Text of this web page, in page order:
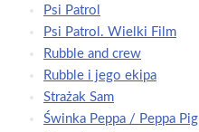
Psi Patrol
Psi Patrol. Wielki Film
Rubble and crew
Rubble i jego ekipa
Strażak Sam
Świnka Peppa / Peppa Pig